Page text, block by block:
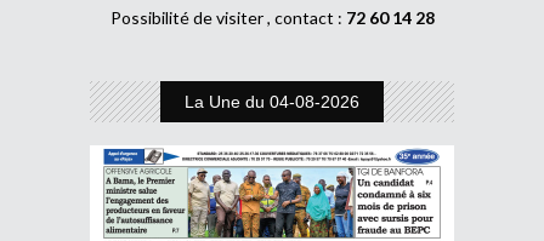
Possibilité de visiter , contact : 72 60 14 28
La Une du 04-08-2026